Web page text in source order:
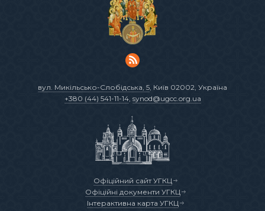
вул. Микільсько-Слобідська, 5 , Київ 02002, Україна
+380 (44) 541-11-14, synod@ugcc.org.ua
Офіційний сайт УГКЦ
Офіційні документи УГКЦ
Інтерактивна карта УГКЦ